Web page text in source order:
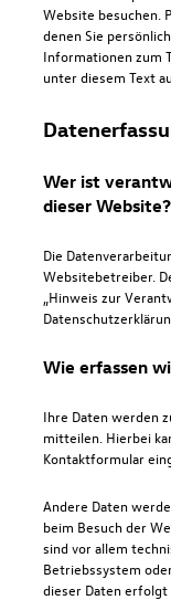
Website besuchen.
denen Sie
Informationen zum
unter diesem Text
Wer ist
dieser Website?
Die
Websitebetreiber.
„Hinweis zur
Wie erfassen
Ihre Daten werden
mitteilen. Hierbei
Kontaktformular
Andere Daten
beim Besuch der
sind vor allem
Betriebssystem
dieser Daten erfolgt